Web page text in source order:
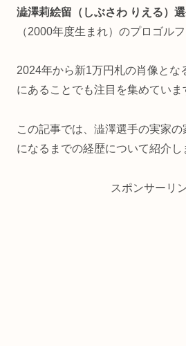
澁澤莉絵留（しぶさわ りえる）
（2000年度生まれ）のプロゴルフ
2024年から新1万円札の肖像とな
にあることでも注目を集めていま
この記事では、澁澤選手の実家
になるまでの経歴について紹介し
スポンサーリ